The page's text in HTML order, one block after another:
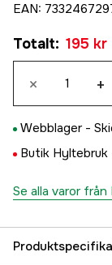
EAN:
Totalt: 195 kr
× +
Webblager -
Butik Hyltebruk
Se alla varor från